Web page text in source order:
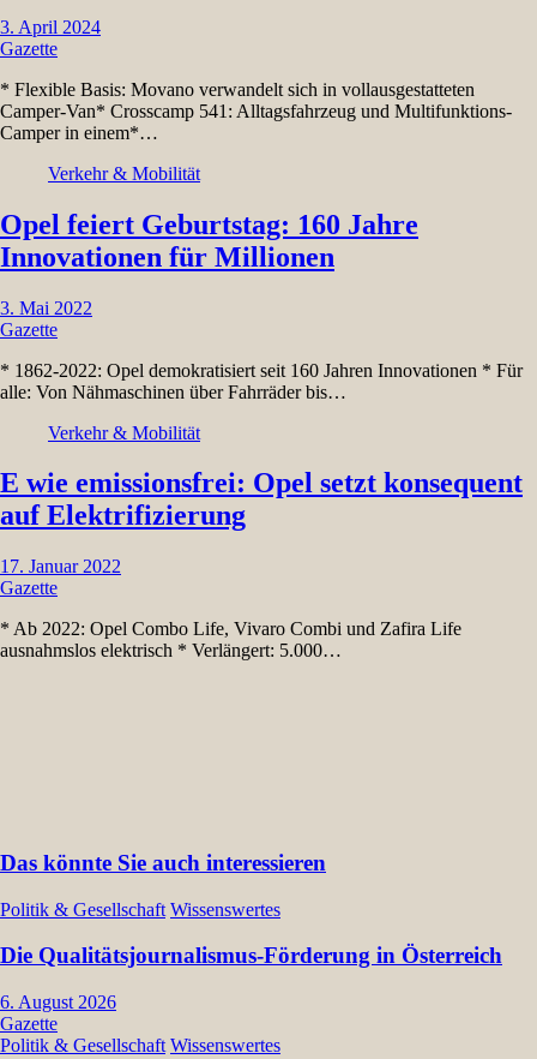
3. April 2024
Gazette
* Flexible Basis: Movano verwandelt sich in vollausgestatteten
Camper-Van* Crosscamp 541: Alltagsfahrzeug und Multifunktions-
Camper in einem*…
Verkehr & Mobilität
Opel feiert Geburtstag: 160 Jahre
Innovationen für Millionen
3. Mai 2022
Gazette
* 1862-2022: Opel demokratisiert seit 160 Jahren Innovationen * Für
alle: Von Nähmaschinen über Fahrräder bis…
Verkehr & Mobilität
E wie emissionsfrei: Opel setzt konsequent
auf Elektrifizierung
17. Januar 2022
Gazette
* Ab 2022: Opel Combo Life, Vivaro Combi und Zafira Life
ausnahmslos elektrisch * Verlängert: 5.000…
Das könnte Sie auch interessieren
Politik & Gesellschaft Wissenswertes
Die Qualitätsjournalismus-Förderung in Österreich
6. August 2026
Gazette
Politik & Gesellschaft Wissenswertes